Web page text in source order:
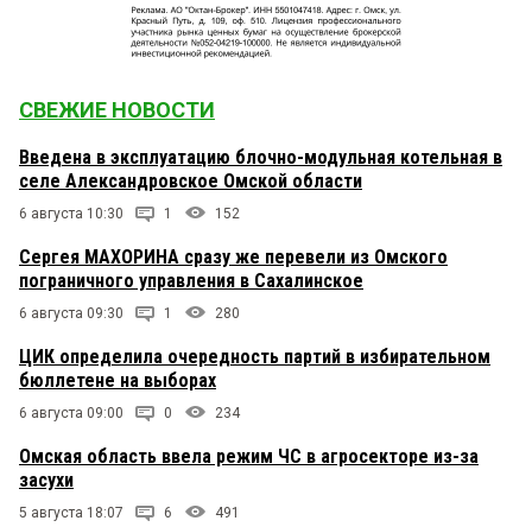
СВЕЖИЕ НОВОСТИ
Введена в эксплуатацию блочно-модульная котельная в
селе Александровское Омской области
6 августа 10:30 1 152
Сергея МАХОРИНА сразу же перевели из Омского
пограничного управления в Сахалинское
6 августа 09:30 1 280
ЦИК определила очередность партий в избирательном
бюллетене на выборах
6 августа 09:00 0 234
Омская область ввела режим ЧС в агросекторе из-за
засухи
5 августа 18:07 6 491